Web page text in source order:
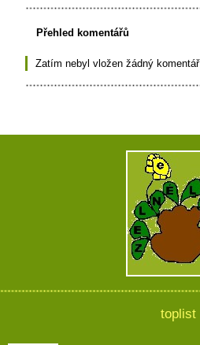
Přehled komentářů
Zatím nebyl vložen žádný komentář
toplist